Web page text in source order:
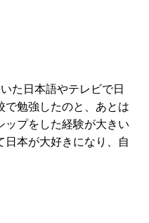
た日本語やテレビで日
で勉強したのと、あとは
ップをした経験が大きい
日本が大好きになり、自